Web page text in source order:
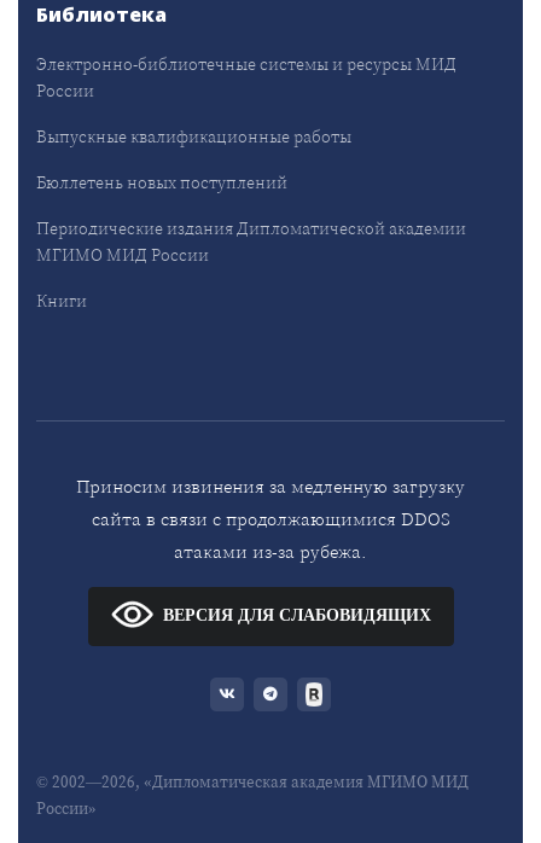
Библиотека
Электронно-библиотечные системы и ресурсы МИД
России
Выпускные квалификационные работы
Бюллетень новых поступлений
Периодические издания Дипломатической академии
МГИМО МИД России
Книги
Приносим извинения за медленную загрузку
сайта в связи с продолжающимися DDOS
атаками из-за рубежа.
ВЕРСИЯ ДЛЯ СЛАБОВИДЯЩИХ
© 2002—2026, «Дипломатическая академия МГИМО МИД
России»